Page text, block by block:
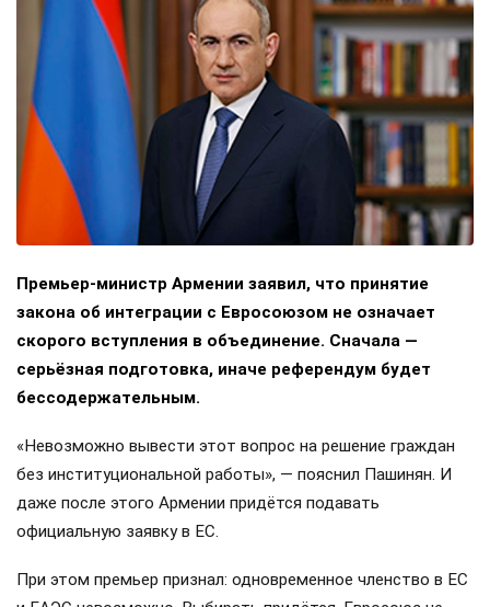
Премьер-министр Армении заявил, что принятие
закона об интеграции с Евросоюзом не означает
скорого вступления в объединение. Сначала —
серьёзная подготовка, иначе референдум будет
бессодержательным.
«Невозможно вывести этот вопрос на решение граждан
без институциональной работы», — пояснил Пашинян. И
даже после этого Армении придётся подавать
официальную заявку в ЕС.
При этом премьер признал: одновременное членство в ЕС